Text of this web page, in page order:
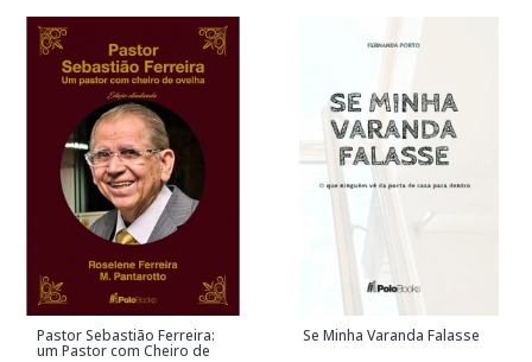
Pastor Sebastião Ferreira:
um Pastor com Cheiro de
Se Minha Varanda Falasse